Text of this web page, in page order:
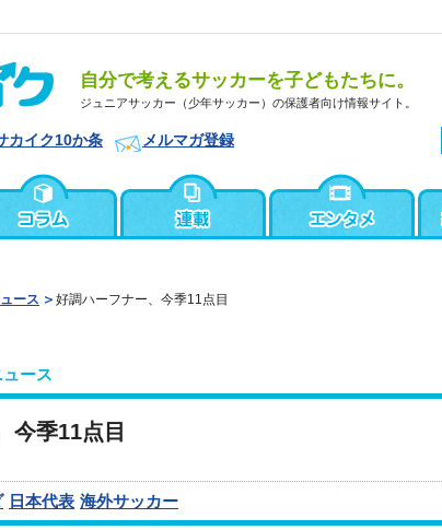
自分で考えるサッカーを子どもたちに。
ジュニアサッカー（少年サッカー）の保護者向け情報サイト。
カイク10か条 メルマガ登録
ース 好調ハーフナー、今季11点目
ュース
今季11点目
日本代表 海外サッカー